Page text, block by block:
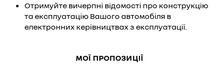
Отримуйте вичерпні відомості про конструкцію
та експлуатацію Вашого автомобіля в
електронних керівництвах з експлуатації.
МОЇ ПРОПОЗИЦІЇ